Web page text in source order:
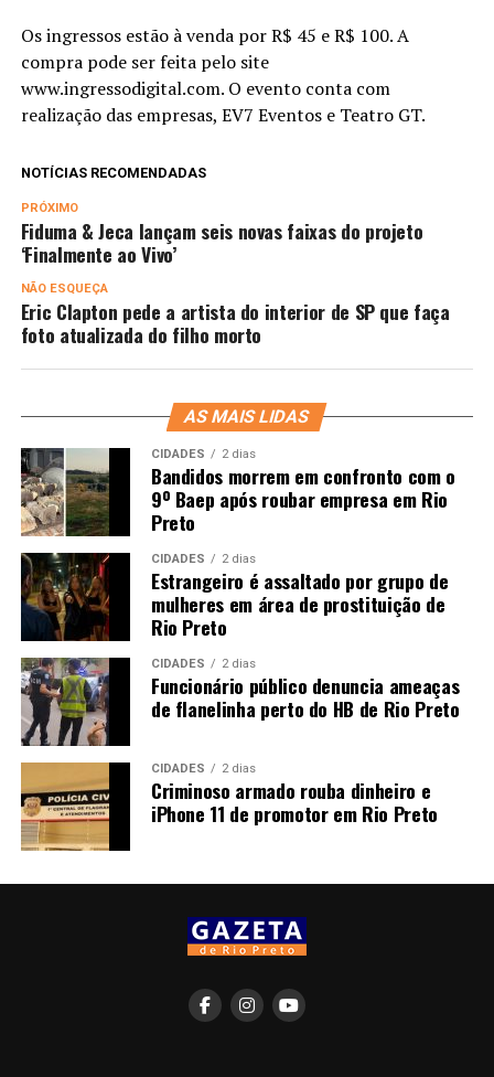
Os ingressos estão à venda por R$ 45 e R$ 100. A
compra pode ser feita pelo site
www.ingressodigital.com. O evento conta com
realização das empresas, EV7 Eventos e Teatro GT.
NOTÍCIAS RECOMENDADAS
PRÓXIMO
Fiduma & Jeca lançam seis novas faixas do projeto
‘Finalmente ao Vivo’
NÃO ESQUEÇA
Eric Clapton pede a artista do interior de SP que faça
foto atualizada do filho morto
AS MAIS LIDAS
CIDADES 2 dias
Bandidos morrem em confronto com o
9º Baep após roubar empresa em Rio
Preto
CIDADES 2 dias
Estrangeiro é assaltado por grupo de
mulheres em área de prostituição de
Rio Preto
CIDADES 2 dias
Funcionário público denuncia ameaças
de flanelinha perto do HB de Rio Preto
CIDADES 2 dias
Criminoso armado rouba dinheiro e
iPhone 11 de promotor em Rio Preto